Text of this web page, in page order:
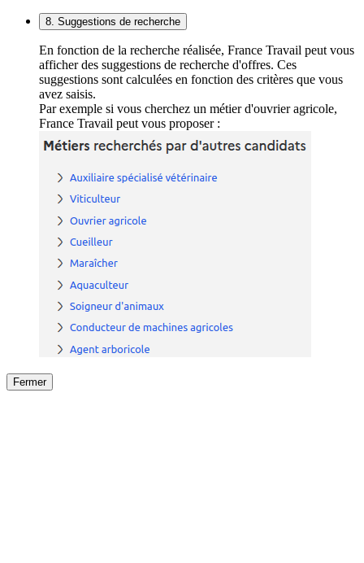
8. Suggestions de recherche
En fonction de la recherche réalisée, France Travail peut vous
afficher des suggestions de recherche d'offres. Ces
suggestions sont calculées en fonction des critères que vous
avez saisis.
Par exemple si vous cherchez un métier d'ouvrier agricole,
France Travail peut vous proposer :
Fermer